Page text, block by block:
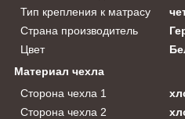
Тип крепления к матрасу
Страна производитель
Цвет
Материал чехла
Сторона чехла 1
Сторона чехла 2